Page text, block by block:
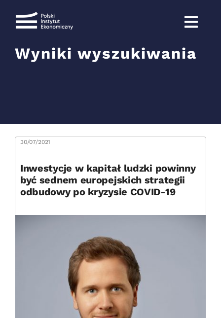
Wyniki wyszukiwania
30/07/2021
Inwestycje w kapitał ludzki powinny
być sednem europejskich strategii
odbudowy po kryzysie COVID-19